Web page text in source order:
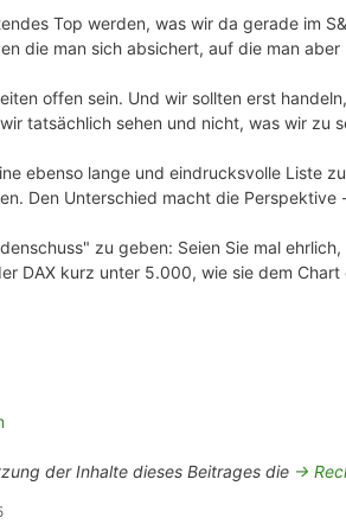
Top werden, was wir da gerade im
die man sich absichert, auf die man
offen sein. Und wir sollten erst
tatsächlich sehen und nicht, was wir zu
ebenso lange und eindrucksvolle Liste
Den Unterschied macht die Perspektive
zu geben: Seien Sie mal
DAX kurz unter 5.000, wie sie dem
der Inhalte dieses Beitrages die ->